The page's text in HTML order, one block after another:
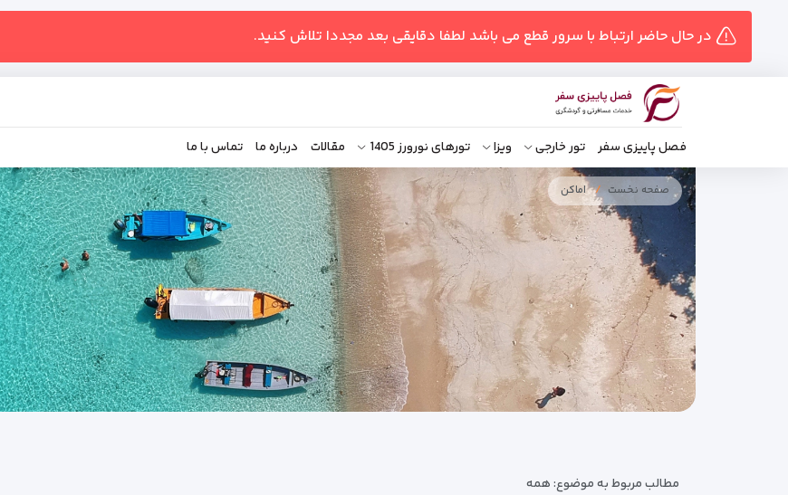
در حال حاضر ارتباط با سرور قطع می باشد لطفا دقایقی بعد مجددا تلاش کنید.
فصل پاییزی سفر تور خارجی ویزا تورهای نورورز 1405 مقالات درباره ما تماس با ما
صفحه نخست اماکن
مطالب مربوط به موضوع:همه